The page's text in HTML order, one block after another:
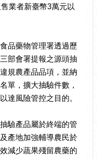
業者新臺幣3萬元以
品藥物管理署透過歷
部會署提報之源頭抽
規農產品品項，並納
單，擴大抽驗件數，
達風險管控之目的。
驗產品屬於終端的管
產地加強輔導農民於
減少蔬果殘留農藥的